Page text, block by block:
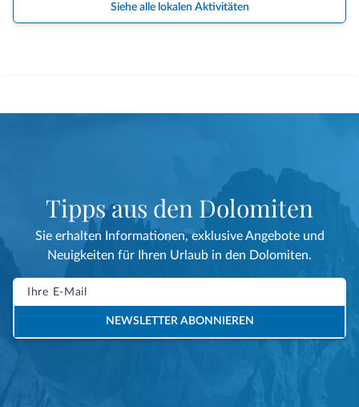
Siehe alle lokalen Aktivitäten
Tipps aus den Dolomiten
Sie erhalten Informationen, exklusive Angebote und
Neuigkeiten für Ihren Urlaub in den Dolomiten.
NEWSLETTER ABONNIEREN